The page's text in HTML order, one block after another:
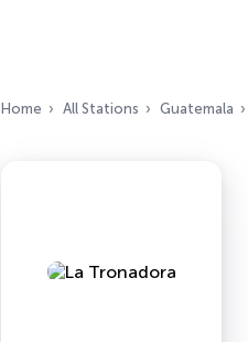
Home All Stations Guatemala